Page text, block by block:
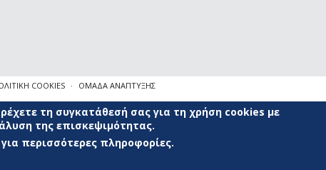
COOKIES ΟΜΑΔΑ ΑΝΑΠΤΥΞΗΣ
τη συγκατάθεσή σας για τη χρήση cookies με
της επισκεψιμότητας.
περισσότερες πληροφορίες.